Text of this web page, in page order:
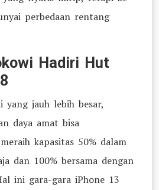
perbedaan rentang
Hadiri Hut
yang jauh lebih besar,
daya amat bisa
kapasitas 50% dalam
dan 100% bersama dengan
ini gara-gara iPhone 13